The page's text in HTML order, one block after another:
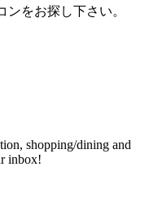
をお探し下さい。
shopping/dining and
inbox!